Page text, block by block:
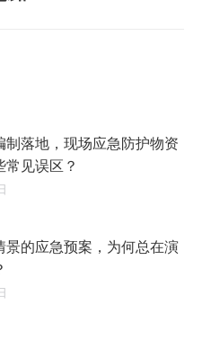
制落地，现场应急防护物资
常见误区？
景的应急预案，为何总在演